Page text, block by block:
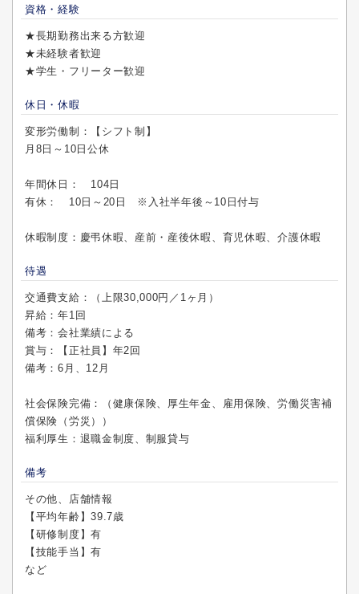
資格・経験
★長期勤務出来る方歓迎
★未経験者歓迎
★学生・フリーター歓迎
休日・休暇
変形労働制：【シフト制】
月8日～10日公休
年間休日： 104日
有休： 10日～20日 ※入社半年後～10日付与
休暇制度：慶弔休暇、産前・産後休暇、育児休暇、介護休暇
待遇
交通費支給：（上限30,000円／1ヶ月）
昇給：年1回
備考：会社業績による
賞与：【正社員】年2回
備考：6月、12月
社会保険完備：（健康保険、厚生年金、雇用保険、労働災害補
償保険（労災））
福利厚生：退職金制度、制服貸与
備考
その他、店舗情報
【平均年齢】39.7歳
【研修制度】有
【技能手当】有
など